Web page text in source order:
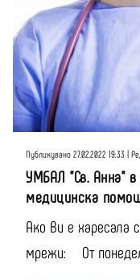
Публикувано от
Момчил Цонев
Публикувано 27.02.2022 19:33 |
УМБАЛ "Св. Анна" в
медицинска
Ако Ви е харесала
мрежи: Oт